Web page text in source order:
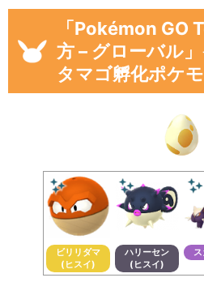
「Pokémon GO
方 – グローバル
タマゴ孵化ポケ
ビリリダマ
(ヒスイ)
ハリーセン
(ヒスイ)